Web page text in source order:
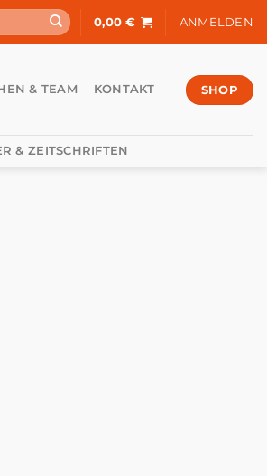
0,00€ ANMELDEN
& TEAM KONTAKT SHOP
& ZEITSCHRIFTEN